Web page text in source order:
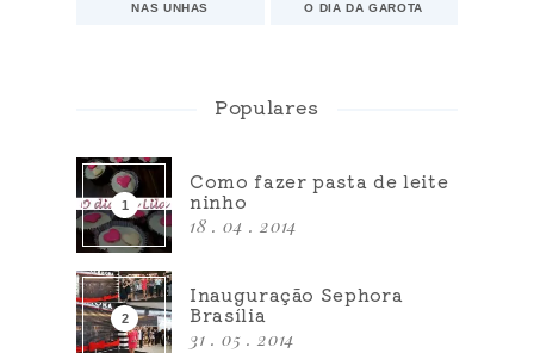
NAS UNHAS O DIA DA GAROTA
Populares
Como fazer pasta de leite
ninho
18 . 04 . 2014
Inauguração Sephora
Brasília
31 . 05 . 2014